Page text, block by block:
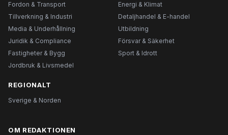
Fordon & Transport
Energi & Klimat
Tillverkning & Industri
Detaljhandel & E-handel
Media & Underhållning
Utbildning
Juridik & Compliance
Försvar & Säkerhet
Fastigheter & Bygg
Sport & Idrott
Jordbruk & Livsmedel
REGIONALT
Sverige & Norden
OM REDAKTIONEN